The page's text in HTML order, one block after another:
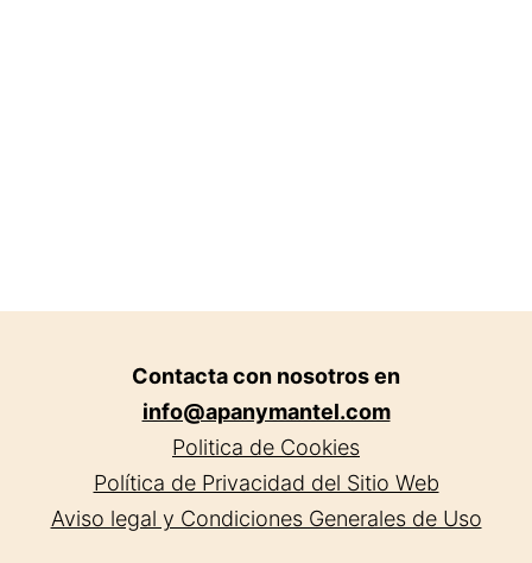
Contacta con nosotros en
info@apanymantel.com
Politica de Cookies
Política de Privacidad del Sitio Web
Aviso legal y Condiciones Generales de Uso